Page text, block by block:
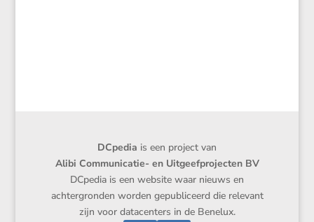
DCpedia is een project van
Alibi Communicatie- en Uitgeefprojecten BV
DCpedia is een website waar nieuws en
achtergronden worden gepubliceerd die relevant
zijn voor datacenters in de Benelux.